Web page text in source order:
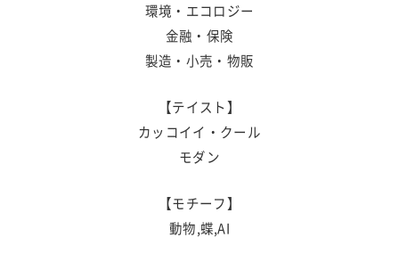
環境・エコロジー
金融・保険
製造・小売・物販
【テイスト】
カッコイイ・クール
モダン
【モチーフ】
動物,蝶,AI